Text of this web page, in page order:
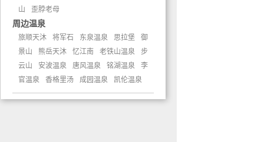
山
歪脖老母
周边温泉
旅顺天沐 将军石 东泉温泉 思拉堡
御
景山
熊岳天沐 忆江南 老铁山温泉
步
云山
安波温泉 唐风温泉 铭湖温泉
李
官温泉
香格里汤 成园温泉 凯伦温泉